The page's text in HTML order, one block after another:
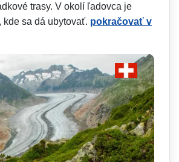
trasy. V okolí ľadovca je
kde sa dá ubytovať. pokračovať v